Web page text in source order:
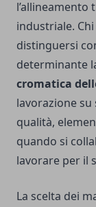
l’allineamento
industriale.
distinguersi
determinante
cromatica
lavorazione
qualità,
quando si
lavorare per il
La scelta dei